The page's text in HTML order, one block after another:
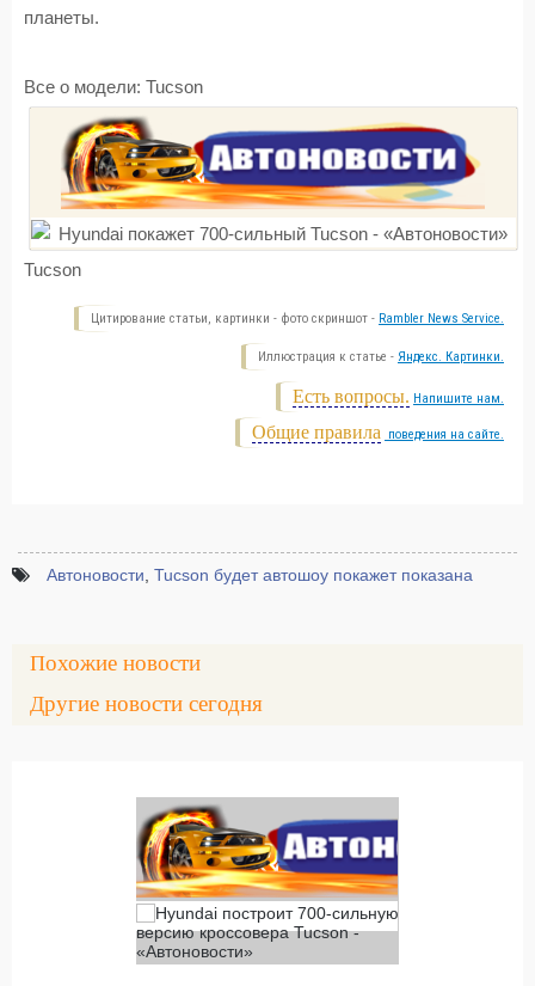
планеты.
Все о модели: Tucson
Tucson
Цитирование статьи, картинки - фото скриншот - Rambler News Service.
Иллюстрация к статье - Яндекс. Картинки.
Есть вопросы. Напишите нам.
Общие правила поведения на сайте.
Автоновости Tucson будет автошоу покажет показана
Похожие новости
Другие новости сегодня